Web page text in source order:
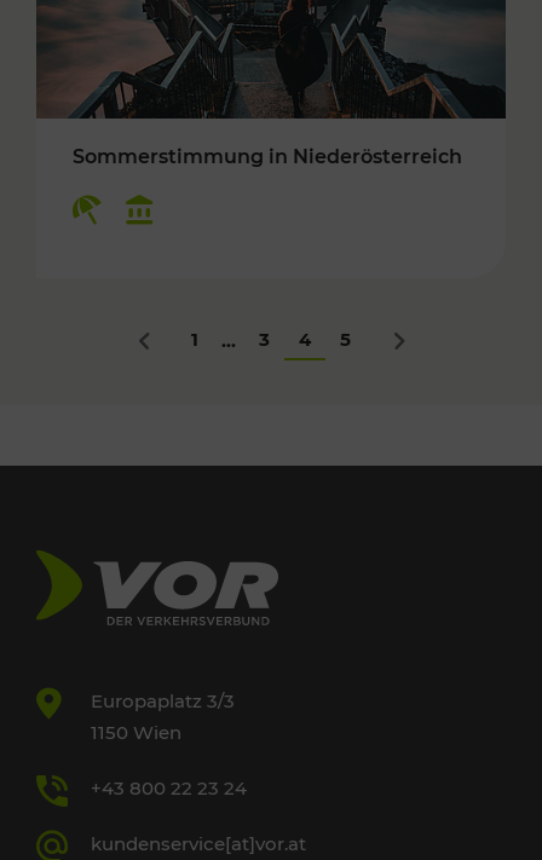
Sommerstimmung in Niederösterreich
Zurück
1 ... 3 4 5 Nächstes
Europaplatz 3/3
1150 Wien
+43 800 22 23 24
kundenservice[at]vor.at